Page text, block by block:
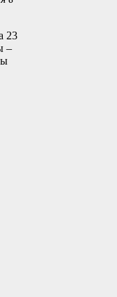
23
–